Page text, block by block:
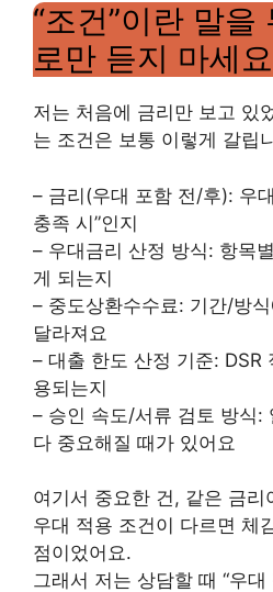
“조건”이란 말을
로만 듣지 마세요
저는 처음에 금리만 보고 있
는 조건은 보통 이렇게 갈립
– 금리(우대 포함 전/후): 우
충족 시”인지
– 우대금리 산정 방식: 항목
게 되는지
– 중도상환수수료: 기간/방
달라져요
– 대출 한도 산정 기준: DSR
용되는지
– 승인 속도/서류 검토 방식:
다 중요해질 때가 있어요
여기서 중요한 건, 같은 금
우대 적용 조건이 다르면 체
점이었어요.
그래서 저는 상담할 때 “우